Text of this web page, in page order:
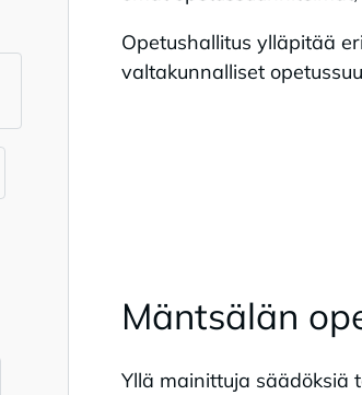
Opetushallitus ylläpitää
valtakunnalliset
Mänt­sä­län
Yllä mainittuja säädöksiä